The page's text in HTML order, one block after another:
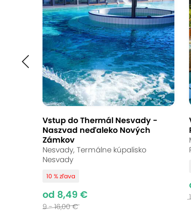
Otvorený
a Reštaurácie
Vináreň a Reštaurácia pri
9.1Vynikajúce hodnotenie
Milujete poctivú domácu
vychutnáte výnimočné
máte voľnú ruku – vyberiete si
kruhu svojej rodiny a priateľov.
Vstup do Thermál Nesvady -
Naszvad neďaleko Nových
Zámkov
Nesvady, Termálne kúpalisko
Nesvady
10 % zľava
od 8,49 €
9 - 16,00 €